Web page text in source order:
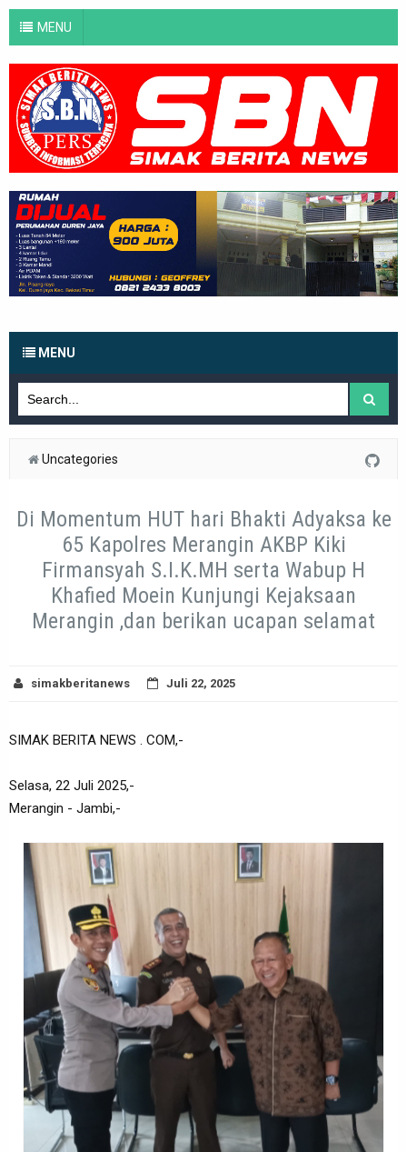
MENU
MENU
Uncategories
Di Momentum HUT hari Bhakti Adyaksa ke
65 Kapolres Merangin AKBP Kiki
Firmansyah S.I.K.MH serta Wabup H
Khafied Moein Kunjungi Kejaksaan
Merangin ,dan berikan ucapan selamat
simakberitanews Juli 22, 2025
SIMAK BERITA NEWS . COM,-
Selasa, 22 Juli 2025,-
Merangin - Jambi,-